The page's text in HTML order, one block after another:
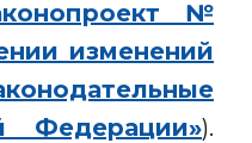
№
изменений
Федерации»).